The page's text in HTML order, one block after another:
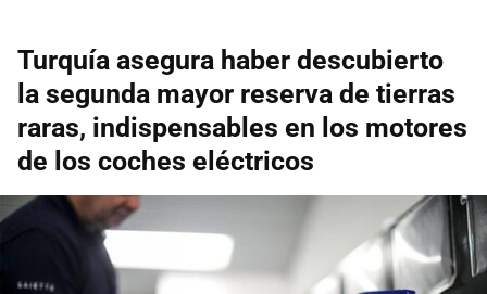
Turquía asegura haber descubierto
la segunda mayor reserva de tierras
raras, indispensables en los motores
de los coches eléctricos